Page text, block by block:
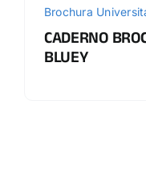
Brochura
CADERNO
BLUEY